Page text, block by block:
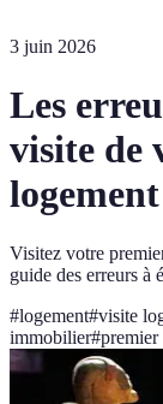
3 juin 2026
Les
visite de
logement
Visitez votre
guide des erreurs à
#logement#visite
immobilier#premier